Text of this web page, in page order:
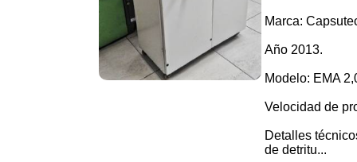
Marca:
Año 2013.
Modelo: EMA
Velocidad de
Detalles
de detritu...